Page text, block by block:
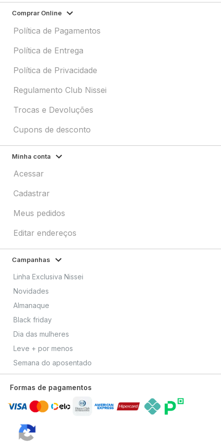
Comprar Online
Política de Pagamentos
Política de Entrega
Política de Privacidade
Regulamento Club Nissei
Trocas e Devoluções
Cupons de desconto
Minha conta
Acessar
Cadastrar
Meus pedidos
Editar endereços
Campanhas
Linha Exclusiva Nissei
Novidades
Almanaque
Black friday
Dia das mulheres
Leve + por menos
Semana do aposentado
Formas de pagamentos